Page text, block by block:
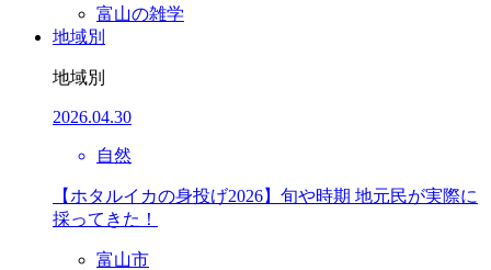
富山の雑学
地域別
地域別
2026.04.30
自然
【ホタルイカの身投げ2026】旬や時期 地元民が実際に
採ってきた！
富山市